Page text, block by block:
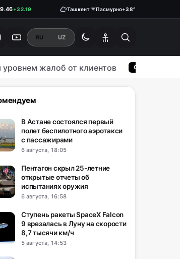
+32.19
0.18
Ташкент Пасмурно+38°
RU UZ
жалоб от клиентов ОБЩЕСТВО
В Астане состоялся первый
полет беспилотного аэротакси
с пассажирами
6 августа, 18:05
Пентагон скрыл 25-летние
открытые отчеты об
испытаниях оружия
6 августа, 16:58
Ступень ракеты SpaceX Falcon
9 врезалась в Луну на скорости
8,7 тысячи км/ч
5 августа, 14:53